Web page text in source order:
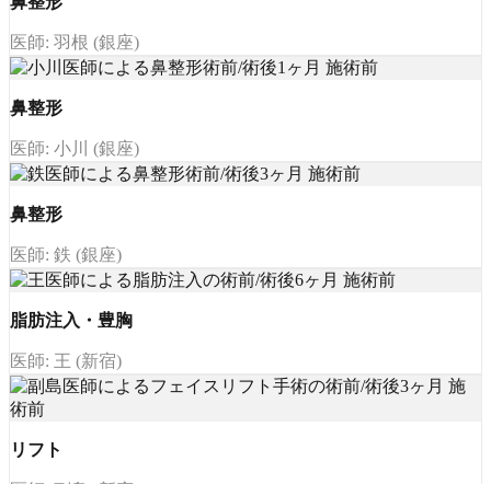
医師: 羽根 (銀座)
鼻整形
医師: 小川 (銀座)
鼻整形
医師: 鉄 (銀座)
脂肪注入・豊胸
医師: 王 (新宿)
リフト